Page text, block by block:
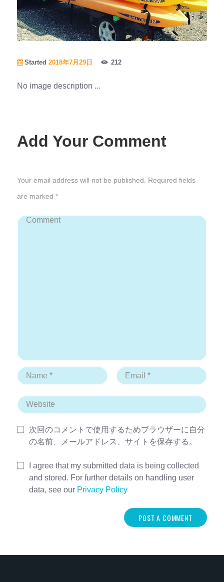
Started 2018年7月29日 212
No image description ...
Add Your Comment
Your email address will not be published. Required fields
are marked *
次回のコメントで使用するためブラウザーに自分
の名前、メールアドレス、サイトを保存する。
I agree that my submitted data is being collected
and stored. For further details on handling user
data, see our Privacy Policy